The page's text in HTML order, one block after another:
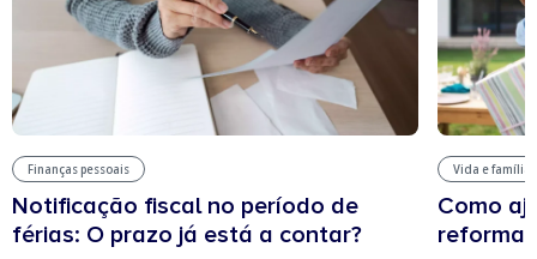
Finanças pessoais
Notificação fiscal no período de
férias: O prazo já está a contar?
Vida e família
Como
reforma